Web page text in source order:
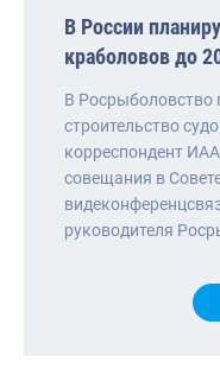
В России
краболовов до
В Росрыболовство
строительство
корреспондент
совещания в
руководителя